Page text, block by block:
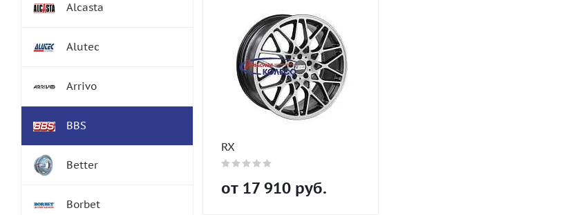
RX
от 17 910 руб.
Alcasta
Alutec
Arrivo
BBS
Better
Borbet